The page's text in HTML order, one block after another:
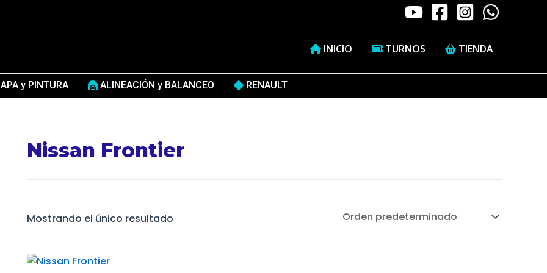
INICIO TURNOS TIENDA
y PINTURA ALINEACIÓN y BALANCEO RENAULT
Nissan Frontier
Mostrando el único resultado